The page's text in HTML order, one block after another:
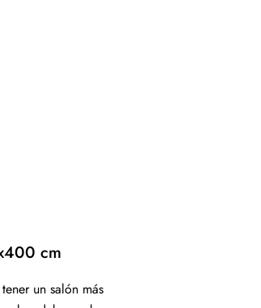
cm
un salón más